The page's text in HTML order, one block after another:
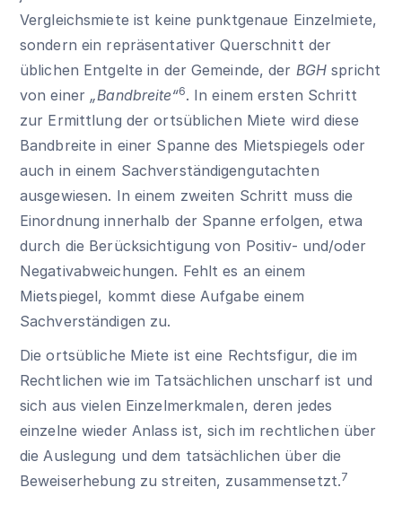
Vergleichsmiete ist keine punktgenaue Einzelmiete,
sondern ein repräsentativer Querschnitt der
üblichen Entgelte in der Gemeinde, der BGH spricht
von einer „Bandbreite“6. In einem ersten Schritt
zur Ermittlung der ortsüblichen Miete wird diese
Bandbreite in einer Spanne des Mietspiegels oder
auch in einem Sachverständigengutachten
ausgewiesen. In einem zweiten Schritt muss die
Einordnung innerhalb der Spanne erfolgen, etwa
durch die Berücksichtigung von Positiv- und/oder
Negativabweichungen. Fehlt es an einem
Mietspiegel, kommt diese Aufgabe einem
Sachverständigen zu.
Die ortsübliche Miete ist eine Rechtsfigur, die im
Rechtlichen wie im Tatsächlichen unscharf ist und
sich aus vielen Einzelmerkmalen, deren jedes
einzelne wieder Anlass ist, sich im rechtlichen über
die Auslegung und dem tatsächlichen über die
Beweiserhebung zu streiten, zusammensetzt.7